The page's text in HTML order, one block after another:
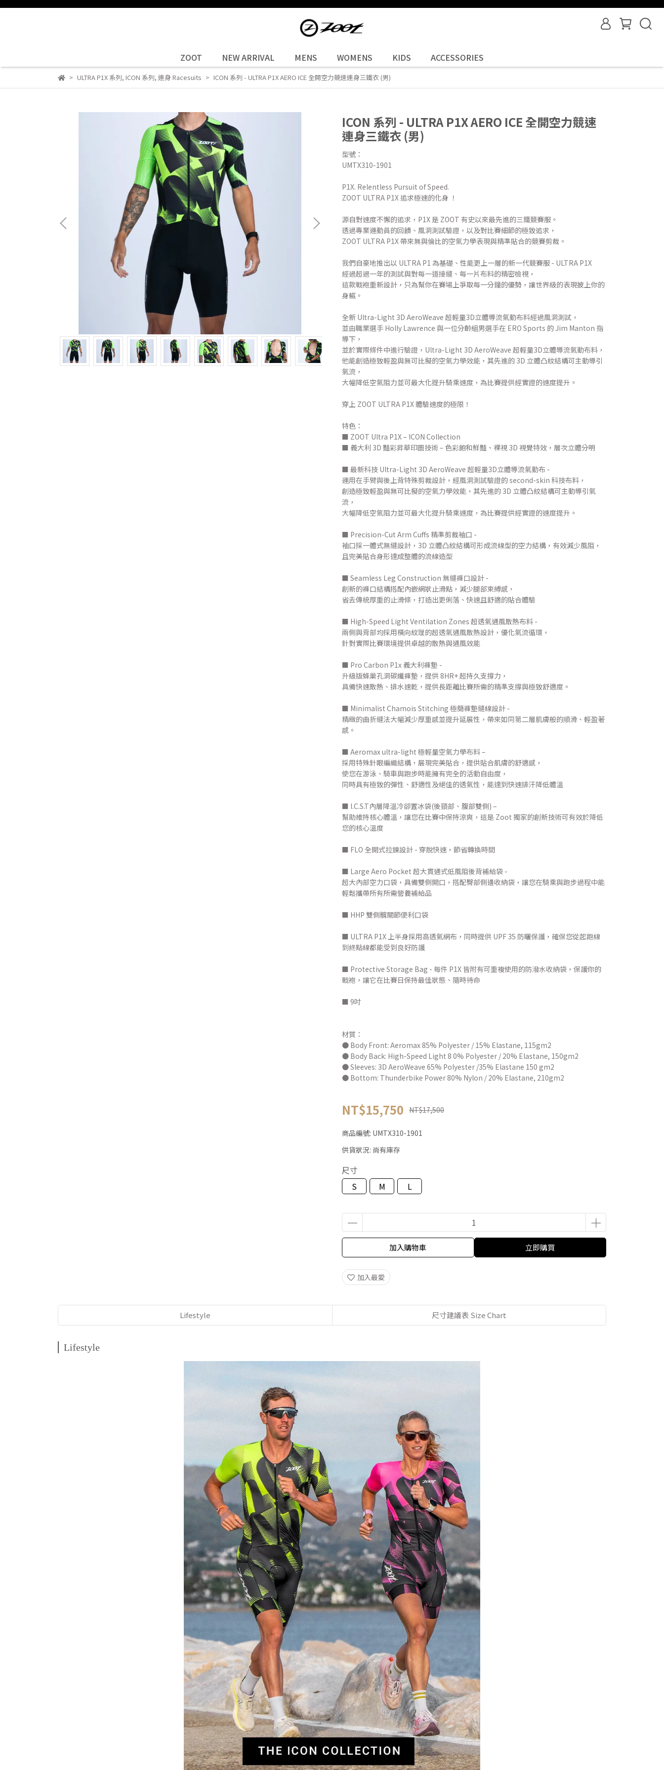
ZOOT NEW ARRIVAL MENS WOMENS KIDS ACCESSORIES
ULTRA P1X 系列, ICON 系列, 連身 Racesuits ICON 系列 - ULTRA P1X AERO ICE 全開空力競速連身三鐵衣 (男)
ICON 系列 - ULTRA P1X AERO ICE 全開空力競速
連身三鐵衣 (男)
型號：
UMTX310-1901
P1X. Relentless Pursuit of Speed.
ZOOT ULTRA P1X 追求極速的化身 ！
源自對速度不懈的追求，P1X 是 ZOOT 有史以來最先進的三鐵競賽服。
透過專業運動員的回饋、風洞測試驗證，以及對比賽細節的極致追求，
ZOOT ULTRA P1X 帶來無與倫比的空氣力學表現與精準貼合的競賽剪裁。
我們自豪地推出以 ULTRA P1 為基礎、性能更上一層的新一代競賽服 - ULTRA P1X
經過超過一年的測試與對每一道接縫、每一片布料的精密檢視，
這款戰袍重新設計，只為幫你在賽場上爭取每一分鐘的優勢，讓世界級的表現披上你的
身軀。
全新 Ultra-Light 3D AeroWeave 超輕量3D立體導流氣動布料經過風洞測試，
並由職業選手 Holly Lawrence 與一位分齡組男選手在 ERO Sports 的 Jim Manton 指
導下，
並於實際條件中進行驗證，Ultra-Light 3D AeroWeave 超輕量3D立體導流氣動布料，
他能創造極致輕盈與無可比擬的空氣力學效能，其先進的 3D 立體凸紋結構可主動導引
氣流，
大幅降低空氣阻力並可最大化提升騎乘速度，為比賽提供經實證的速度提升。
穿上 ZOOT ULTRA P1X 體驗速度的極限！
特色：
■ ZOOT Ultra P1X – ICON Collection
■ 義大利 3D 豔彩昇華印圖技術 – 色彩飽和鮮豔、裸視 3D 視覺特效，層次立體分明
■ 最新科技 Ultra-Light 3D AeroWeave 超輕量3D立體導流氣動布 -
運用在手臂與後上背特殊剪裁設計，經風洞測試驗證的 second-skin 科技布料，
創造極致輕盈與無可比擬的空氣力學效能，其先進的 3D 立體凸紋結構可主動導引氣
流，
大幅降低空氣阻力並可最大化提升騎乘速度，為比賽提供經實證的速度提升。
■ Precision-Cut Arm Cuffs 精準剪裁袖口 -
袖口採一體式無縫設計，3D 立體凸紋結構可形成流線型的空力結構，有效減少風阻，
且完美貼合身形達成整體的流線造型
■ Seamless Leg Construction 無縫褲口設計 -
創新的褲口結構搭配內嵌網狀止滑點，減少腿部束縛感，
省去傳統厚重的止滑條，打造出更俐落、快速且舒適的貼合體驗
■ High-Speed Light Ventilation Zones 超透氣通風散熱布料 -
兩側與背部均採用橫向紋理的超透氣通風散熱設計，優化氣流循環，
針對實際比賽環境提供卓越的散熱與通風效能
■ Pro Carbon P1x 義大利褲墊 -
升級版蜂巢孔洞碳纖褲墊，提供 8HR+ 超持久支撐力，
具備快速散熱、排水速乾，提供長距離比賽所需的精準支撐與極致舒適度。
■ Minimalist Chamois Stitching 極簡褲墊縫線設計 -
精緻的曲折縫法大幅減少厚重感並提升延展性，帶來如同第二層肌膚般的順滑、輕盈著
感。
■ Aeromax ultra-light 極輕量空氣力學布料 –
採用特殊針眼編織結構，展現完美貼合，提供貼合肌膚的舒適感，
使您在游泳、騎車與跑步時能擁有完全的活動自由度，
同時具有極致的彈性、舒適性及絕佳的透氣性，能達到快速排汗降低體溫
■ I.C.S.T內層降溫冷卻置冰袋(後頸部、腹部雙側) –
幫助維持核心體溫，讓您在比賽中保持涼爽，這是 Zoot 獨家的創新技術可有效於降低
您的核心溫度
■ FLO 全開式拉鍊設計 - 穿脫快速，節省轉換時間
■ Large Aero Pocket 超大貫通式低風阻後背補給袋 -
超大內部空力口袋，具備雙側開口，搭配臀部側邊收納袋，讓您在騎乘與跑步過程中能
輕鬆攜帶所有所需營養補給品
■ HHP 雙側髖關節便利口袋
■ ULTRA P1X 上半身採用高透氣網布，同時提供 UPF 35 防曬保護，確保您從起跑線
到終點線都能受到良好防護
■ Protective Storage Bag - 每件 P1X 皆附有可重複使用的防潑水收納袋，保護你的
戰袍，讓它在比賽日保持最佳狀態、隨時待命
■ 9吋
材質：
● Body Front: Aeromax 85% Polyester / 15% Elastane, 115gm2
● Body Back: High-Speed Light 8 0% Polyester / 20% Elastane, 150gm2
● Sleeves: 3D AeroWeave 65% Polyester /35% Elastane 150 gm2
● Bottom: Thunderbike Power 80% Nylon / 20% Elastane, 210gm2
NT$15,750 NT$17,500
商品編號: UMTX310-1901
供貨狀況: 尚有庫存
尺寸
S
M L
加入購物車 立即購買
加入最愛
Lifestyle 尺寸建議表 Size Chart
Lifestyle